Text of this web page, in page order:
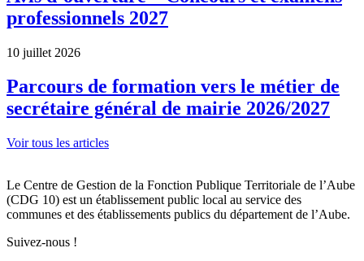
professionnels 2027
10 juillet 2026
Parcours de formation vers le métier de
secrétaire général de mairie 2026/2027
Voir tous les articles
Le Centre de Gestion de la Fonction Publique Territoriale de l’Aube
(CDG 10) est un établissement public local au service des
communes et des établissements publics du département de l’Aube.
Suivez-nous !